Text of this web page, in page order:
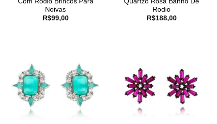
Noivas
R$99,00
Rodio
R$188,00